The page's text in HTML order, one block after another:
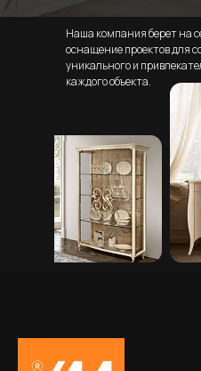
Наша компания берет на
оснащение проектов для
уникального и
каждого объекта.